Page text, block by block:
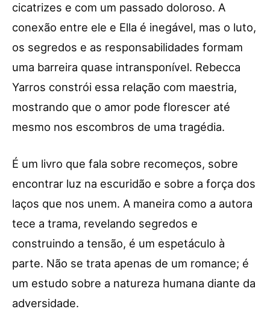
cicatrizes e com um passado doloroso. A
conexão entre ele e Ella é inegável, mas o luto,
os segredos e as responsabilidades formam
uma barreira quase intransponível. Rebecca
Yarros constrói essa relação com maestria,
mostrando que o amor pode florescer até
mesmo nos escombros de uma tragédia.
É um livro que fala sobre recomeços, sobre
encontrar luz na escuridão e sobre a força dos
laços que nos unem. A maneira como a autora
tece a trama, revelando segredos e
construindo a tensão, é um espetáculo à
parte. Não se trata apenas de um romance; é
um estudo sobre a natureza humana diante da
adversidade.